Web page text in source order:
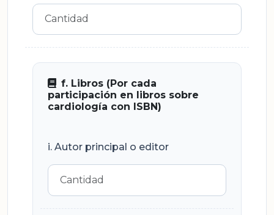
f. Libros (Por cada
participación en libros sobre
cardiología con ISBN)
i. Autor principal o editor